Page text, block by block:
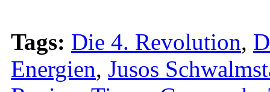
Tags: Die 4. Revolution,
Energien, Jusos